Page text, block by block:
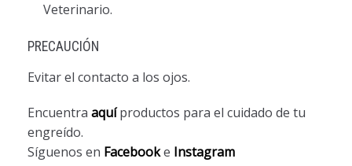
Veterinario.
PRECAUCIÓN
Evitar el contacto a los ojos.
Encuentra aquíproductos para el cuidado de tu
engreído.
Síguenos en Facebooke Instagram